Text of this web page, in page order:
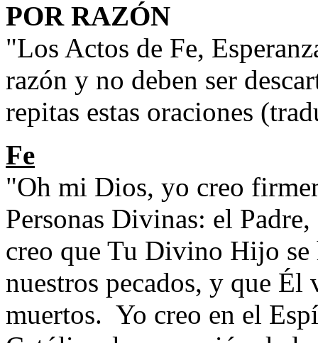
POR RAZÓN
"Los Actos de Fe,
razón y no deben ser
repitas estas oraciones
Fe
"Oh mi Dios, yo creo
Personas Divinas: el
creo que Tu Divino Hijo
nuestros pecados, y que
muertos. Yo creo en el